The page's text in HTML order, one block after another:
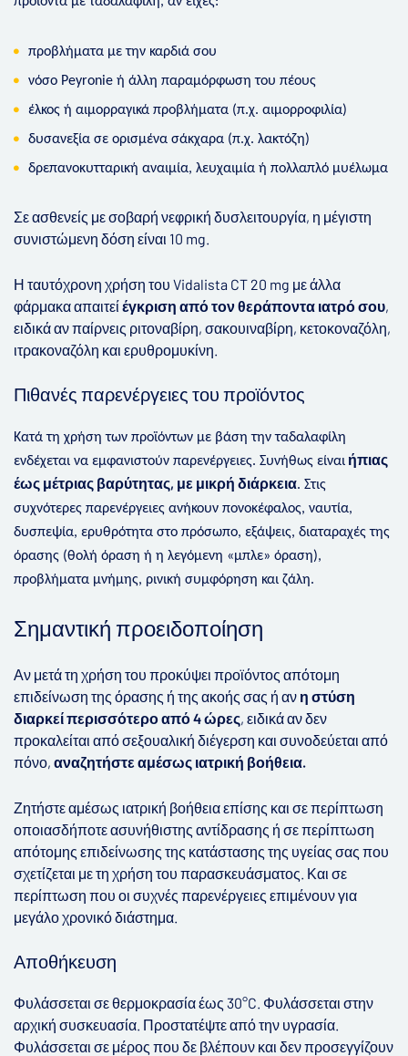
προβλήματα με την καρδιά σου
νόσο Peyronie ή άλλη παραμόρφωση του πέους
έλκος ή αιμορραγικά προβλήματα (π.χ. αιμορροφιλία)
δυσανεξία σε ορισμένα σάκχαρα (π.χ. λακτόζη)
δρεπανοκυτταρική αναιμία, λευχαιμία ή πολλαπλό μυέλωμα
Σε ασθενείς με σοβαρή νεφρική δυσλειτουργία, η μέγιστη
συνιστώμενη δόση είναι 10 mg.
Η ταυτόχρονη χρήση του Vidalista CT 20 mg με άλλα
φάρμακα απαιτείέγκριση από τον θεράποντα ιατρό σου,
ειδικά αν παίρνεις ριτοναβίρη, σακουιναβίρη, κετοκοναζόλη,
ιτρακοναζόλη και ερυθρομυκίνη.
Πιθανές παρενέργειες του προϊόντος
Κατά τη χρήση των προϊόντων με βάση την ταδαλαφίλη
ενδέχεται να εμφανιστούν παρενέργειες. Συνήθως είναι ήπιας
έως μέτριας βαρύτητας, με μικρή διάρκεια. Στις
συχνότερες παρενέργειες ανήκουν πονοκέφαλος, ναυτία,
δυσπεψία, ερυθρότητα στο πρόσωπο, εξάψεις, διαταραχές της
όρασης (θολή όραση ή η λεγόμενη «μπλε» όραση),
προβλήματα μνήμης, ρινική συμφόρηση και ζάλη.
Σημαντική προειδοποίηση
Αν μετά τη χρήση του προκύψει προϊόντος απότομη
επιδείνωση της όρασης ή της ακοής σας ή αν η στύση
διαρκεί περισσότερο από 4 ώρες, ειδικά αν δεν
προκαλείται από σεξουαλική διέγερση και συνοδεύεται από
πόνο, αναζητήστε αμέσως ιατρική βοήθεια.
Ζητήστε αμέσως ιατρική βοήθεια επίσης και σε περίπτωση
οποιασδήποτε ασυνήθιστης αντίδρασης ή σε περίπτωση
απότομης επιδείνωσης της κατάστασης της υγείας σας που
σχετίζεται με τη χρήση του παρασκευάσματος. Και σε
περίπτωση που οι συχνές παρενέργειες επιμένουν για
μεγάλο χρονικό διάστημα.
Αποθήκευση
Φυλάσσεται σε θερμοκρασία έως 30°C. Φυλάσσεται στην
αρχική συσκευασία. Προστατέψτε από την υγρασία.
Φυλάσσεται σε μέρος που δε βλέπουν και δεν προσεγγίζουν